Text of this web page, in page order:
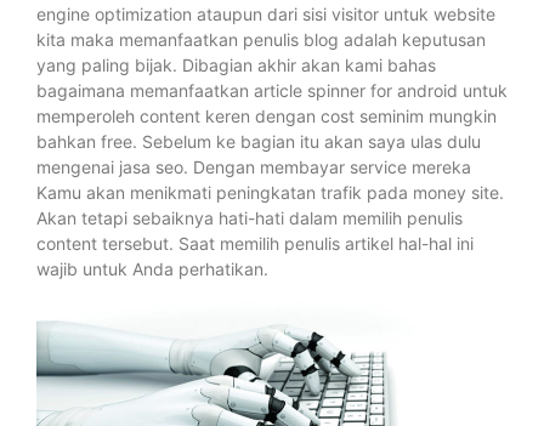
engine optimization ataupun dari sisi visitor untuk website
kita maka memanfaatkan penulis blog adalah keputusan
yang paling bijak. Dibagian akhir akan kami bahas
bagaimana memanfaatkan article spinner for android untuk
memperoleh content keren dengan cost seminim mungkin
bahkan free. Sebelum ke bagian itu akan saya ulas dulu
mengenai jasa seo. Dengan membayar service mereka
Kamu akan menikmati peningkatan trafik pada money site.
Akan tetapi sebaiknya hati-hati dalam memilih penulis
content tersebut. Saat memilih penulis artikel hal-hal ini
wajib untuk Anda perhatikan.